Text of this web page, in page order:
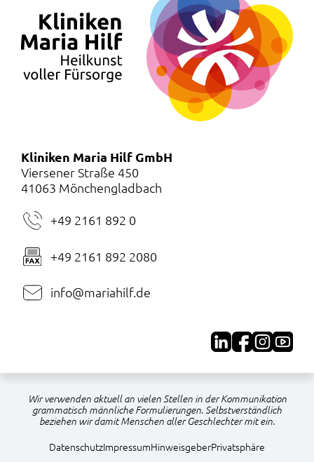
Kliniken Maria Hilf GmbH
Viersener Straße 450
41063 Mönchengladbach
+49 2161 892 0
+49 2161 892 2080
info@mariahilf.de
Wir verwenden aktuell an vielen Stellen in der Kommunikation
grammatisch männliche Formulierungen. Selbstverständlich
beziehen wir damit Menschen aller Geschlechter mit ein.
NavigationDatenschutzImpressumHinweisgeberPrivatsphäre